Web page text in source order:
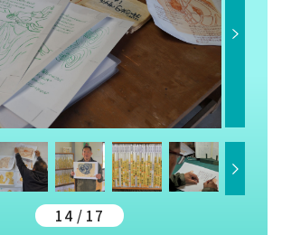
14 / 17